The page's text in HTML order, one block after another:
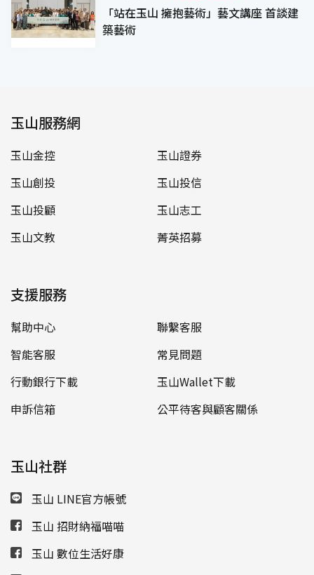
「站在玉山 擁抱藝術」藝文講座 首談建
築藝術
玉山服務網
玉山金控
玉山證券
玉山創投
玉山投信
玉山投顧
玉山志工
玉山文教
菁英招募
支援服務
幫助中心
聯繫客服
智能客服
常見問題
行動銀行下載
玉山Wallet下載
申訴信箱
公平待客與顧客關係
玉山社群
玉山 LINE官方帳號
玉山 招財納福喵喵
玉山 數位生活好康